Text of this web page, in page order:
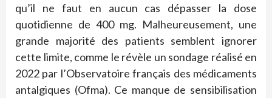
qu’il ne faut en aucun cas dépasser la dose
quotidienne de 400 mg. Malheureusement, une
grande majorité des patients semblent ignorer
cette limite, comme le révèle un sondage réalisé en
2022 par l’Observatoire français des médicaments
antalgiques (Ofma). Ce manque de sensibilisation